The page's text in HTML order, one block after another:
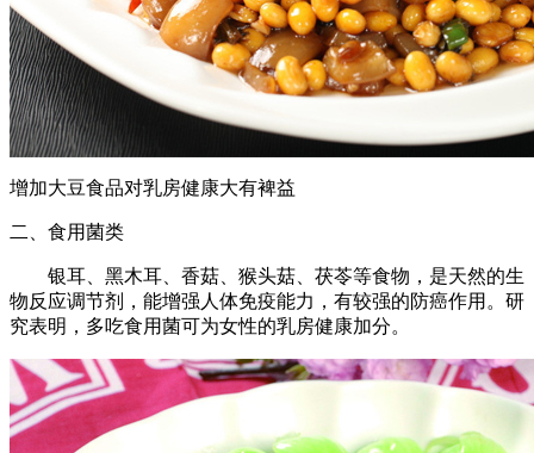
增加大豆食品对乳房健康大有裨益
二、食用菌类
银耳、黑木耳、香菇、猴头菇、茯苓等食物，是天然的生
物反应调节剂，能增强人体免疫能力，有较强的防癌作用。研
究表明，多吃食用菌可为女性的乳房健康加分。